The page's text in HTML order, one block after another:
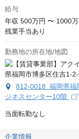
給与
年収 500万円 〜 1000万
残業手当あり
勤務地の所在地/地図
812-0018 福岡県福
ジネスセンター10階
当面転勤なし
企業情報